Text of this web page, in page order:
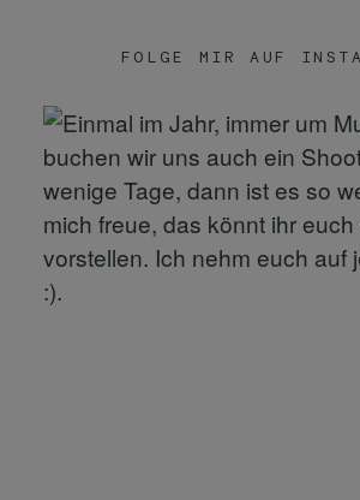
FOLGE MIR AUF